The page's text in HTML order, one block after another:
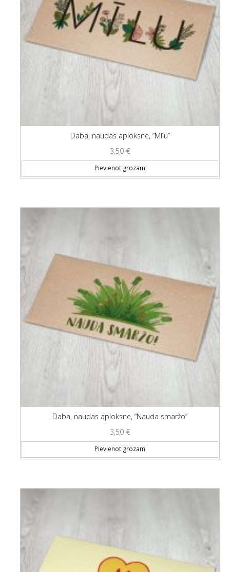
Daba, naudas aploksne, “Mīlu”
3,50 €
Pievienot grozam
Daba, naudas aploksne, “Nauda smaržo”
3,50 €
Pievienot grozam